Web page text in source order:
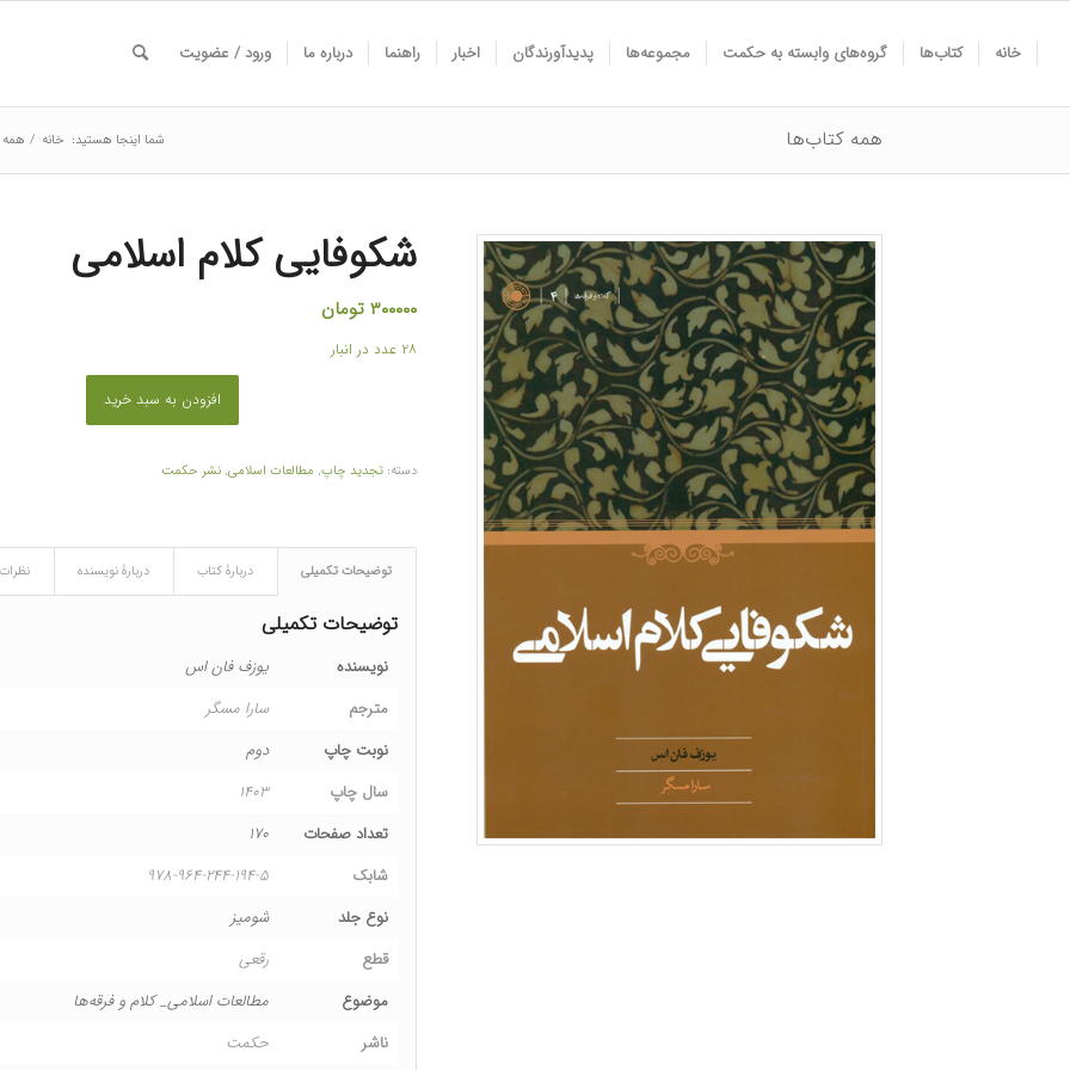
خانه کتاب‌ها گروه‌های وابسته به حکمت مجموعه‌ها پدیدآورندگان اخبار راهنما درباره ما ورود / عضویت
همه کتاب‌ها شما اینجا هستید: خانه / همه
شکوفایی کلام اسلامی
۳۰۰۰۰۰ تومان
۲۸ عدد در انبار
افزودن به سبد خرید
دسته: تجدید چاپ, مطالعات اسلامی, نشر حکمت
توضیحات تکمیلی دربارۀ کتاب دربارۀ نویسنده نظرات
توضیحات تکمیلی
نویسنده
یوزف فان اس
مترجم
سارا مسگر
نوبت چاپ
دوم
سال چاپ
۱۴۰۳
تعداد صفحات
۱۷۰
شابک
۹۷۸-۹۶۴-۲۴۴-۱۹۴-۵
نوع جلد
شومیز
قطع
رقعی
موضوع
مطالعات اسلامی_ کلام و فرقه‌ها
ناشر
حکمت